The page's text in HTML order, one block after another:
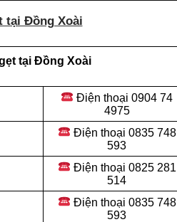
tại Đồng Xoài
tại Đồng Xoài
Điện thoại 0904 74
4975
Điện thoại 0835 748
593
Điện thoại 0825 281
514
Điện thoại 0835 748
593